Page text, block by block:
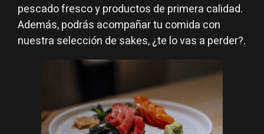
pescado fresco y productos de primera calidad.
Además, podrás acompañar tu comida con
nuestra selección de sakes, ¿te lo vas a perder?.